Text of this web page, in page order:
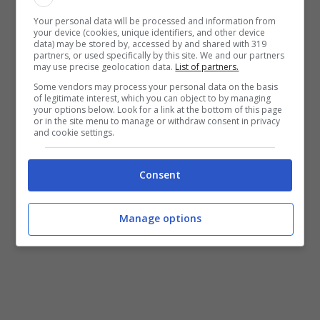
peperoni rossi e quelli gialli ma, a vostro
piacimento, potete anche usare 1 o 2
peperoni verdi a forma allungata che sono
più piccanti. Prendetene 2 kg, lavateli,
tagliateli a striscioline eliminando i semi e i
filamenti bianchi. Intanto mettete a bollire
700 gr di aceto insieme a 70gr di
zucchero, 70 gr di sale, 700 gr di olio
d’oliva, qualche grano di pepe e qualche
foglia di menta.
Your personal data will be processed and information from
your device (cookies, unique identifiers, and other device
data) may be stored by, accessed by and shared with 319
partners, or used specifically by this site. We and our partners
may use precise geolocation data. List of partners.
Some vendors may process your personal data on the basis
of legitimate interest, which you can object to by managing
your options below. Look for a link at the bottom of this page
or in the site menu to manage or withdraw consent in privacy
and cookie settings.
Consent
Manage options